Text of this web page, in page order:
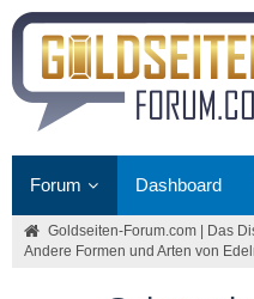
Forum Dashboard
Goldseiten-Forum.com | Das
Andere Formen und Arten von